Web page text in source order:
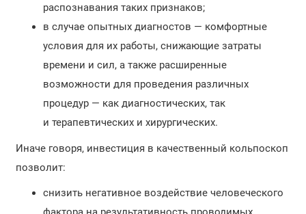
распознавания таких признаков;
в случае опытных диагностов — комфортные
условия для их работы, снижающие затраты
времени и сил, а также расширенные
возможности для проведения различных
процедур — как диагностических, так
и терапевтических и хирургических.
Иначе говоря, инвестиция в качественный кольпоскоп
позволит:
снизить негативное воздействие человеческого